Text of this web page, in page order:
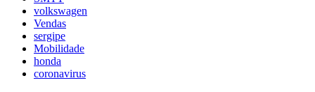
volkswagen
Vendas
sergipe
Mobilidade
honda
coronavirus